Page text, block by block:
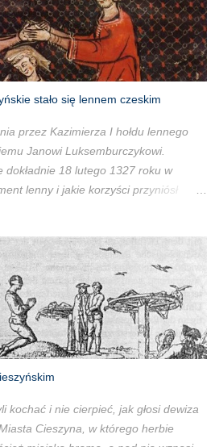
stało się lennem czeskim
przez Kazimierza I hołdu lennego
Janowi Luksemburczykowi.
dokładnie 18 lutego 1327 roku w
lenny i jakie korzyści przyniósł
kochać i nie cierpieć, jak głosi dewiza
Cieszyna, w którego herbie